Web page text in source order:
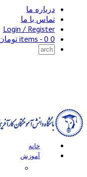
درباره ما
تماس با ما
Login / Register
0 items -
0
خانه
آموزش